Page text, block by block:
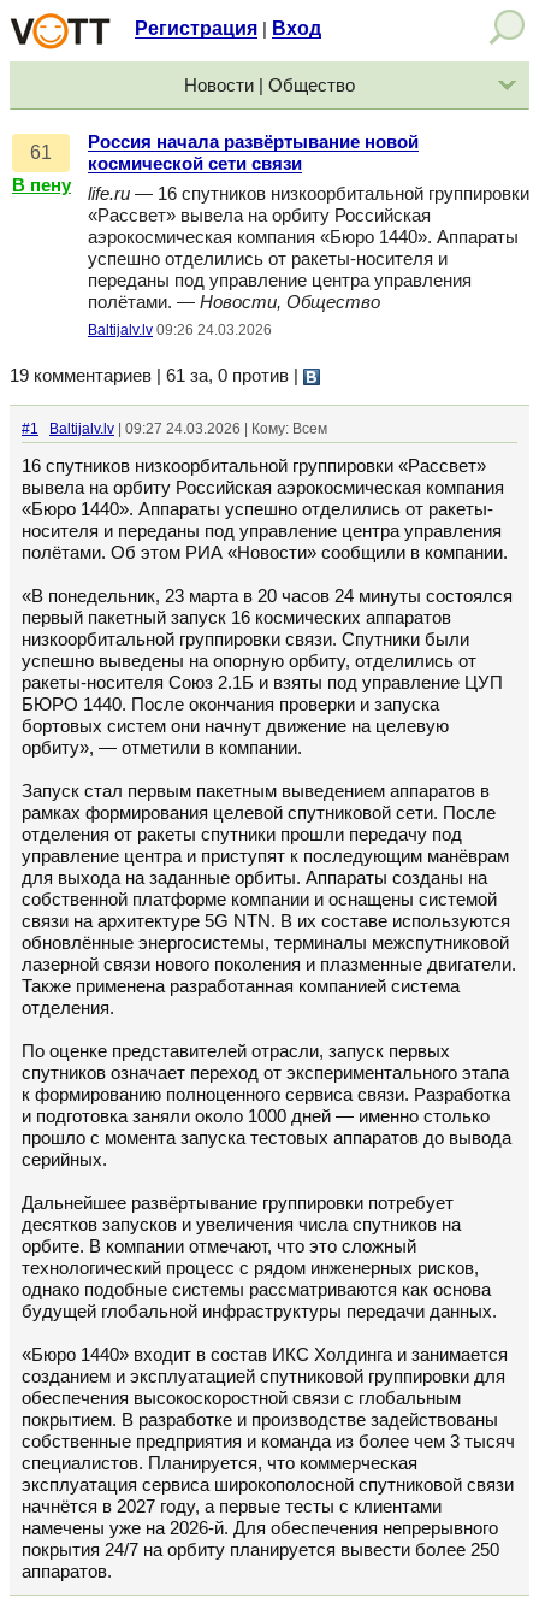
Регистрация Вход
Новости | Общество
61
В пену
Россия начала развёртывание новой
космической сети связи
life.ru — 16 спутников низкоорбитальной группировки
«Рассвет» вывела на орбиту Российская
аэрокосмическая компания «Бюро 1440». Аппараты
успешно отделились от ракеты-носителя и
переданы под управление центра управления
полётами. — Новости, Общество
Baltijalv.lv 09:26 24.03.2026
19 комментариев | 61 за, 0 против
#1 Baltijalv.lv | 09:27 24.03.2026 | Кому: Всем
16 спутников низкоорбитальной группировки «Рассвет»
вывела на орбиту Российская аэрокосмическая компания
«Бюро 1440». Аппараты успешно отделились от ракеты-
носителя и переданы под управление центра управления
полётами. Об этом РИА «Новости» сообщили в компании.
«В понедельник, 23 марта в 20 часов 24 минуты состоялся
первый пакетный запуск 16 космических аппаратов
низкоорбитальной группировки связи. Спутники были
успешно выведены на опорную орбиту, отделились от
ракеты-носителя Союз 2.1Б и взяты под управление ЦУП
БЮРО 1440. После окончания проверки и запуска
бортовых систем они начнут движение на целевую
орбиту», — отметили в компании.
Запуск стал первым пакетным выведением аппаратов в
рамках формирования целевой спутниковой сети. После
отделения от ракеты спутники прошли передачу под
управление центра и приступят к последующим манёврам
для выхода на заданные орбиты. Аппараты созданы на
собственной платформе компании и оснащены системой
связи на архитектуре 5G NTN. В их составе используются
обновлённые энергосистемы, терминалы межспутниковой
лазерной связи нового поколения и плазменные двигатели.
Также применена разработанная компанией система
отделения.
По оценке представителей отрасли, запуск первых
спутников означает переход от экспериментального этапа
к формированию полноценного сервиса связи. Разработка
и подготовка заняли около 1000 дней — именно столько
прошло с момента запуска тестовых аппаратов до вывода
серийных.
Дальнейшее развёртывание группировки потребует
десятков запусков и увеличения числа спутников на
орбите. В компании отмечают, что это сложный
технологический процесс с рядом инженерных рисков,
однако подобные системы рассматриваются как основа
будущей глобальной инфраструктуры передачи данных.
«Бюро 1440» входит в состав ИКС Холдинга и занимается
созданием и эксплуатацией спутниковой группировки для
обеспечения высокоскоростной связи с глобальным
покрытием. В разработке и производстве задействованы
собственные предприятия и команда из более чем 3 тысяч
специалистов. Планируется, что коммерческая
эксплуатация сервиса широкополосной спутниковой связи
начнётся в 2027 году, а первые тесты с клиентами
намечены уже на 2026-й. Для обеспечения непрерывного
покрытия 24/7 на орбиту планируется вывести более 250
аппаратов.